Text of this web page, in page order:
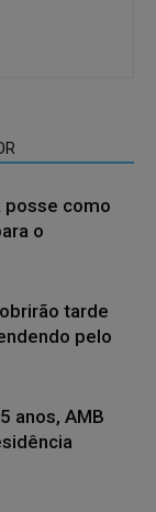
posse como
o
tarde
pelo
anos, AMB